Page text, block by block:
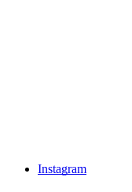
Instagram